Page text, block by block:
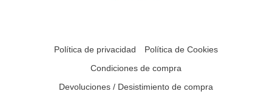
Política de privacidad
Política de Cookies
Condiciones de compra
Devoluciones / Desistimiento de compra